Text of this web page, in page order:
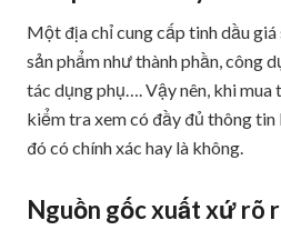
Một địa chỉ cung cấp tinh dầu
sản phẩm như thành phần, công
tác dụng phụ…. Vậy nên, khi mua
kiểm tra xem có đầy đủ thông
đó có chính xác hay là không.
Nguồn gốc xuất xứ rõ